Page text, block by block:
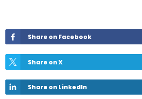
Share on Facebook
Share on X
Share on LinkedIn